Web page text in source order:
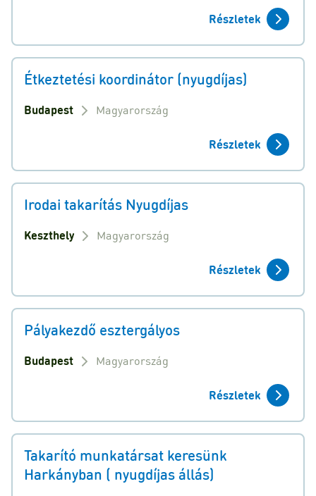
Részletek
Étkeztetési koordinátor (nyugdíjas)
Budapest Magyarország
Részletek
Irodai takarítás Nyugdíjas
Keszthely Magyarország
Részletek
Pályakezdő esztergályos
Budapest Magyarország
Részletek
Takarító munkatársat keresünk
Harkányban ( nyugdíjas állás)